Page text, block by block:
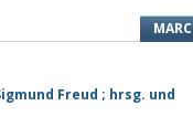
MARC
Freud ; hrsg. und